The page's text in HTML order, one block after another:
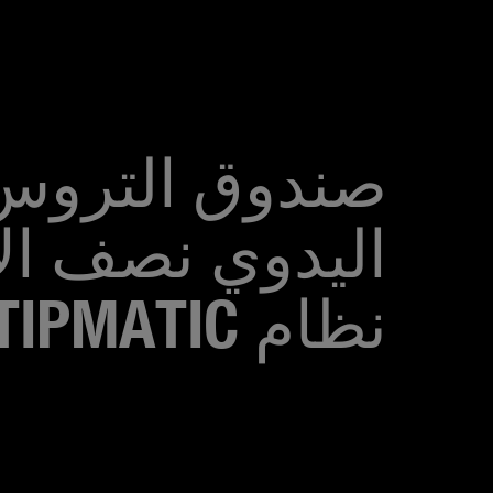
صندوق
اليدوي نصف
نظام MAN TIPMATIC